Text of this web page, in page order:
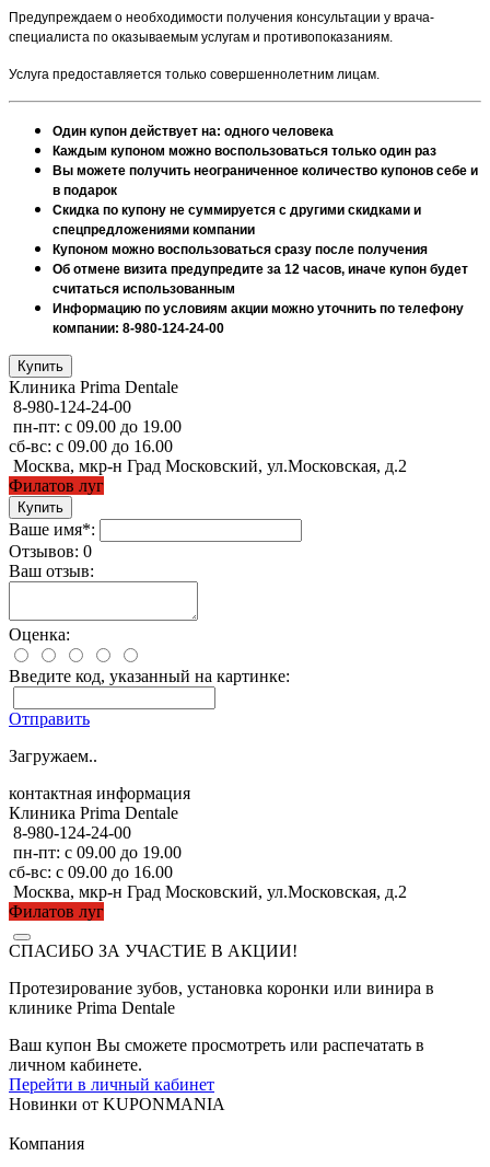
Предупреждаем о необходимости получения консультации у врача-
специалиста по оказываемым услугам и противопоказаниям.
Услуга предоставляется только совершеннолетним лицам.
Один купон действует на: одного человека
Каждым купоном можно воспользоваться только один раз
Вы можете получить неограниченное количество купонов себе и
в подарок
Скидка по купону не суммируется с другими скидками и
спецпредложениями компании
Купоном можно воспользоваться сразу после получения
Об отмене визита предупредите за 12 часов, иначе купон будет
считаться использованным
Информацию по условиям акции можно уточнить по телефону
компании: 8-980-124-24-00
Клиника Prima Dentale
8-980-124-24-00
пн-пт: с 09.00 до 19.00
сб-вс: с 09.00 до 16.00
Москва, мкр-н Град Московский, ул.Московская, д.2
Филатов луг
Ваше имя*:
Отзывов: 0
Ваш отзыв:
Оценка:
Введите код, указанный на картинке:
Отправить
Загружаем..
контактная информация
Клиника Prima Dentale
8-980-124-24-00
пн-пт: с 09.00 до 19.00
сб-вс: с 09.00 до 16.00
Москва, мкр-н Град Московский, ул.Московская, д.2
Филатов луг
СПАСИБО ЗА УЧАСТИЕ В АКЦИИ!
Протезирование зубов, установка коронки или винира в
клинике Prima Dentale
Ваш купон Вы сможете просмотреть или распечатать в
личном кабинете.
Перейти в личный кабинет
Новинки от KUPONMANIA
Компания